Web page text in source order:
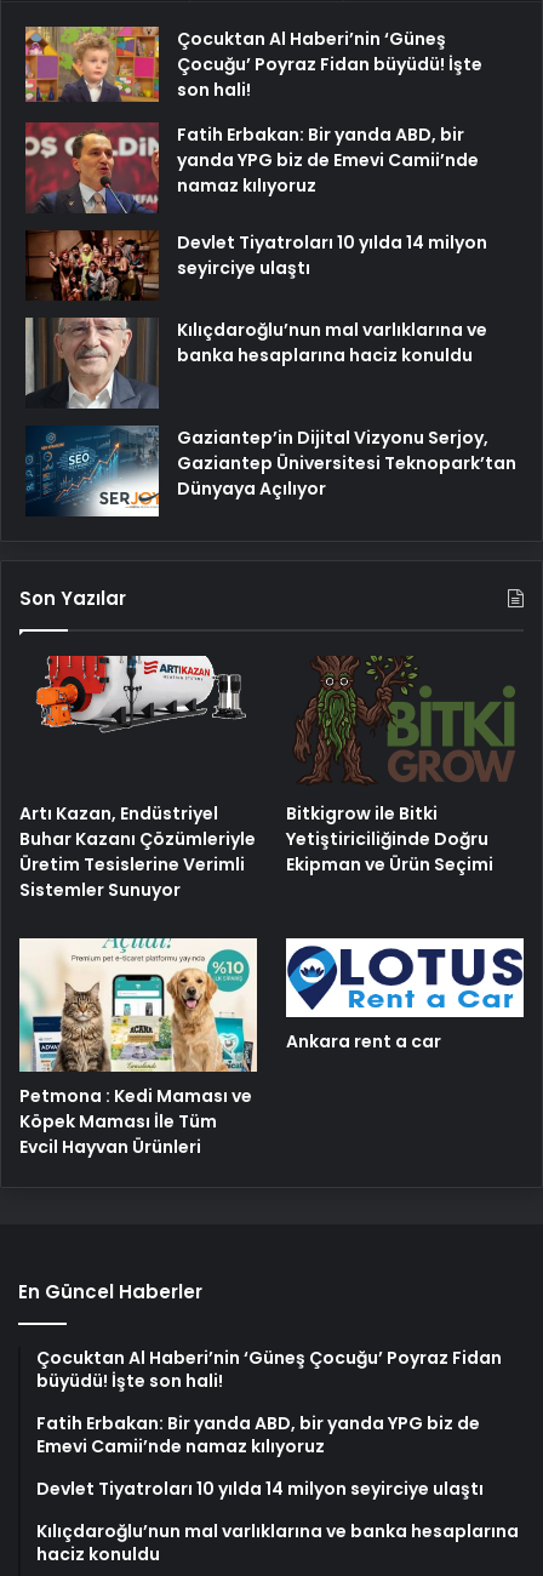
Çocuktan Al Haberi’nin ‘Güneş
Çocuğu’ Poyraz Fidan büyüdü! İşte
son hali!
Fatih Erbakan: Bir yanda ABD, bir
yanda YPG biz de Emevi Camii’nde
namaz kılıyoruz
Devlet Tiyatroları 10 yılda 14 milyon
seyirciye ulaştı
Kılıçdaroğlu’nun mal varlıklarına ve
banka hesaplarına haciz konuldu
Gaziantep’in Dijital Vizyonu Serjoy,
Gaziantep Üniversitesi Teknopark’tan
Dünyaya Açılıyor
Son Yazılar
Artı Kazan, Endüstriyel
Buhar Kazanı Çözümleriyle
Üretim Tesislerine Verimli
Sistemler Sunuyor
Bitkigrow ile Bitki
Yetiştiriciliğinde Doğru
Ekipman ve Ürün Seçimi
Petmona : Kedi Maması ve
Köpek Maması İle Tüm
Evcil Hayvan Ürünleri
Ankara rent a car
En Güncel Haberler
Çocuktan Al Haberi’nin ‘Güneş Çocuğu’ Poyraz Fidan
büyüdü! İşte son hali!
Fatih Erbakan: Bir yanda ABD, bir yanda YPG biz de
Emevi Camii’nde namaz kılıyoruz
Devlet Tiyatroları 10 yılda 14 milyon seyirciye ulaştı
Kılıçdaroğlu’nun mal varlıklarına ve banka hesaplarına
haciz konuldu